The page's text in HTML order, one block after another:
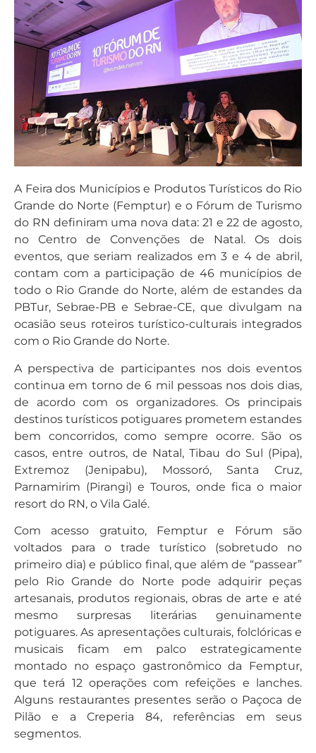
A Feira dos Municípios e Produtos Turísticos do Rio
Grande do Norte (Femptur) e o Fórum de Turismo
do RN definiram uma nova data: 21 e 22 de agosto,
no Centro de Convenções de Natal. Os dois
eventos, que seriam realizados em 3 e 4 de abril,
contam com a participação de 46 municípios de
todo o Rio Grande do Norte, além de estandes da
PBTur, Sebrae-PB e Sebrae-CE, que divulgam na
ocasião seus roteiros turístico-culturais integrados
com o Rio Grande do Norte.
A perspectiva de participantes nos dois eventos
continua em torno de 6 mil pessoas nos dois dias,
de acordo com os organizadores. Os principais
destinos turísticos potiguares prometem estandes
bem concorridos, como sempre ocorre. São os
casos, entre outros, de Natal, Tibau do Sul (Pipa),
Extremoz (Jenipabu), Mossoró, Santa Cruz,
Parnamirim (Pirangi) e Touros, onde fica o maior
resort do RN, o Vila Galé.
Com acesso gratuito, Femptur e Fórum são
voltados para o trade turístico (sobretudo no
primeiro dia) e público final, que além de “passear”
pelo Rio Grande do Norte pode adquirir peças
artesanais, produtos regionais, obras de arte e até
mesmo surpresas literárias genuinamente
potiguares. As apresentações culturais, folclóricas e
musicais ficam em palco estrategicamente
montado no espaço gastronômico da Femptur,
que terá 12 operações com refeições e lanches.
Alguns restaurantes presentes serão o Paçoca de
Pilão e a Creperia 84, referências em seus
segmentos.